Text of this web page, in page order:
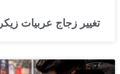
تغيير زجاج عربيات زيكر 7X